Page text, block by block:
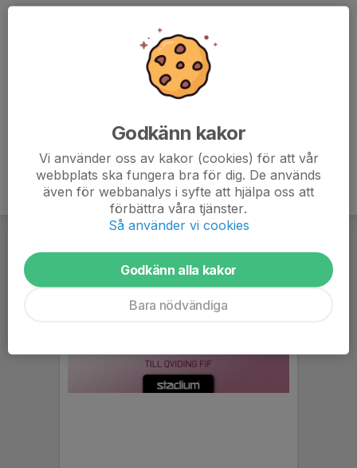
Godkänn kakor
Vi använder oss av kakor (cookies) för att vår
webbplats ska fungera bra för dig. De används
även för webbanalys i syfte att hjälpa oss att
förbättra våra tjänster.
Så använder vi cookies
Godkänn alla kakor
Bara nödvändiga